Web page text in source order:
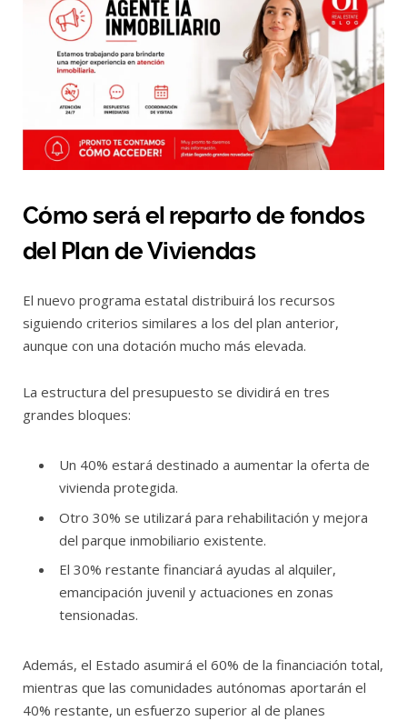
Cómo será el reparto de fondos
del Plan de Viviendas
El nuevo programa estatal distribuirá los recursos
siguiendo criterios similares a los del plan anterior,
aunque con una dotación mucho más elevada.
La estructura del presupuesto se dividirá en tres
grandes bloques:
Un 40% estará destinado a aumentar la oferta de
vivienda protegida.
Otro 30% se utilizará para rehabilitación y mejora
del parque inmobiliario existente.
El 30% restante financiará ayudas al alquiler,
emancipación juvenil y actuaciones en zonas
tensionadas.
Además, el Estado asumirá el 60% de la financiación total,
mientras que las comunidades autónomas aportarán el
40% restante, un esfuerzo superior al de planes